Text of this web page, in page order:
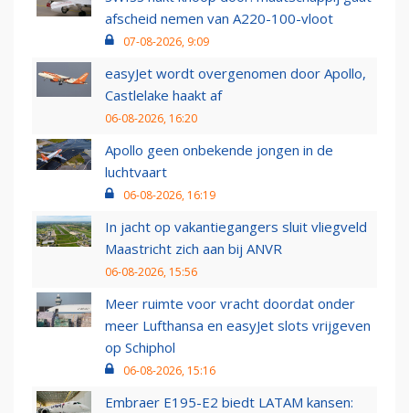
afscheid nemen van A220-100-vloot
07-08-2026, 9:09
easyJet wordt overgenomen door Apollo,
Castlelake haakt af
06-08-2026, 16:20
Apollo geen onbekende jongen in de
luchtvaart
06-08-2026, 16:19
In jacht op vakantiegangers sluit vliegveld
Maastricht zich aan bij ANVR
06-08-2026, 15:56
Meer ruimte voor vracht doordat onder
meer Lufthansa en easyJet slots vrijgeven
op Schiphol
06-08-2026, 15:16
Embraer E195-E2 biedt LATAM kansen: